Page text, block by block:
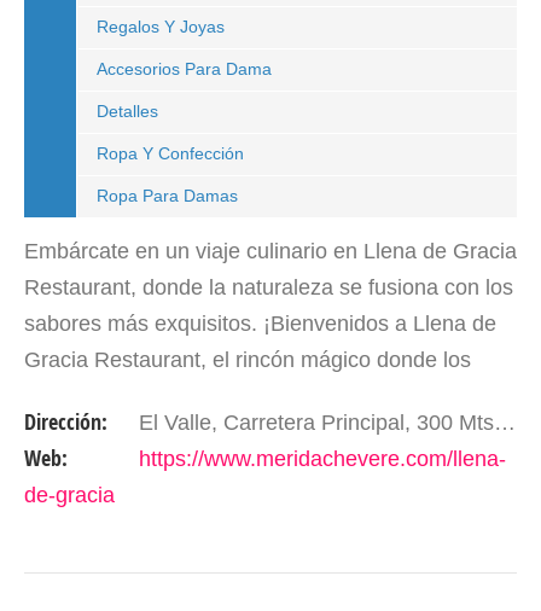
Regalos Y Joyas
Accesorios Para Dama
Detalles
Ropa Y Confección
Ropa Para Damas
Embárcate en un viaje culinario en Llena de Gracia
Restaurant, donde la naturaleza se fusiona con los
sabores más exquisitos. ¡Bienvenidos a Llena de
Gracia Restaurant, el rincón mágico donde los
con…
Dirección: El Valle, Carretera Principal, 300 Mts Adelante del Hotel Valle Grande. Mérida - Edo. Mérida. Venezuela.
Web:
https://www.meridachevere.com/llena-
de-gracia